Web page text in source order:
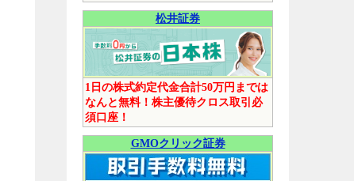
松井証券
1日の株式約定代金合計50万円までは
なんと無料！株主優待クロス取引必
須口座！
GMOクリック証券